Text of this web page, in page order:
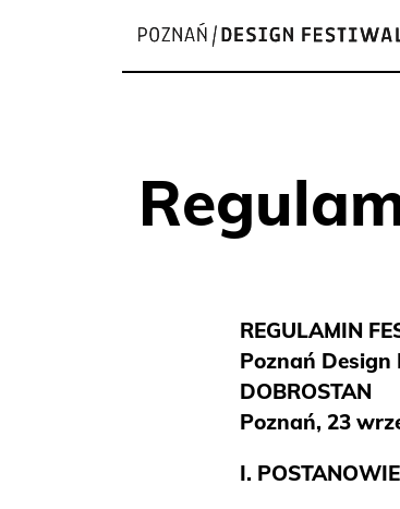
REGULAMIN
Poznań Design
DOBROSTAN
Poznań, 23
I.